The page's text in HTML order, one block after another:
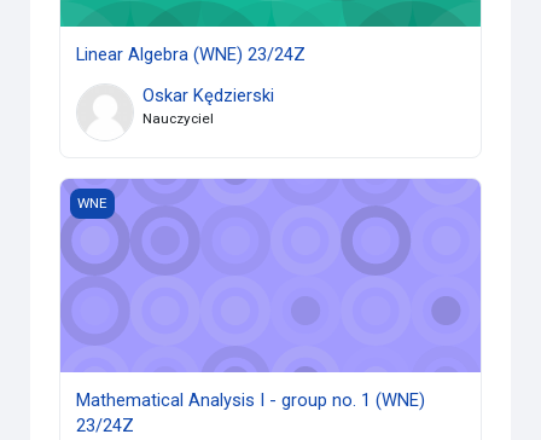
Linear Algebra (WNE) 23/24Z
Oskar Kędzierski
Nauczyciel
Mathematical Analysis I - group no. 1 (WNE) 23/24Z
WNE
Mathematical Analysis I - group no. 1 (WNE)
23/24Z